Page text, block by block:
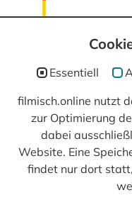
In Kooperation mit
Essentiell
filmisch.online nutzt
zur Optimierung
dabei
Website. Eine
findet nur dort